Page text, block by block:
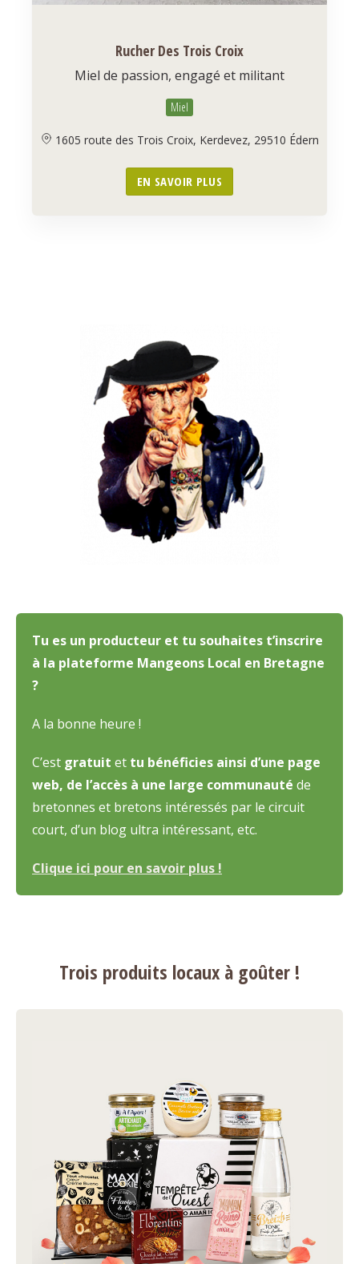
Rucher Des Trois Croix
Miel de passion, engagé et militant
Miel
1605 route des Trois Croix, Kerdevez, 29510 Édern
EN SAVOIR PLUS
Tu es un producteur et tu souhaites t’inscrire
à la plateforme Mangeons Local en Bretagne
?
A la bonne heure !
C’est gratuit et tu bénéficies ainsi d’une page
web, de l’accès à une large communauté de
bretonnes et bretons intéressés par le circuit
court, d’un blog ultra intéressant, etc.
Clique ici pour en savoir plus !
Trois produits locaux à goûter !